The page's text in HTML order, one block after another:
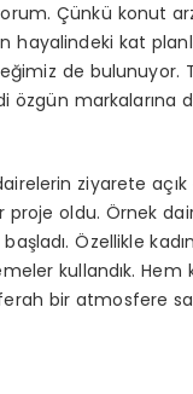
Çünkü konut
hayalindeki kat
de bulunuyor.
özgün markalarına
ziyarete
oldu. Örnek
Özellikle
kullandık.
bir atmosfere